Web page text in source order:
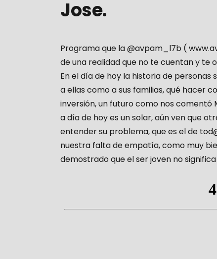
Jose.
Programa que la @avpam_l7b (
de una realidad que no te cuentan y te
En el día de hoy la historia de
a ellas como a sus familias, qué hacer
inversión, un futuro como nos comentó
a día de hoy es un solar, aún ven que
entender su problema, que es el de
nuestra falta de empatía, como muy
demostrado que el ser joven no